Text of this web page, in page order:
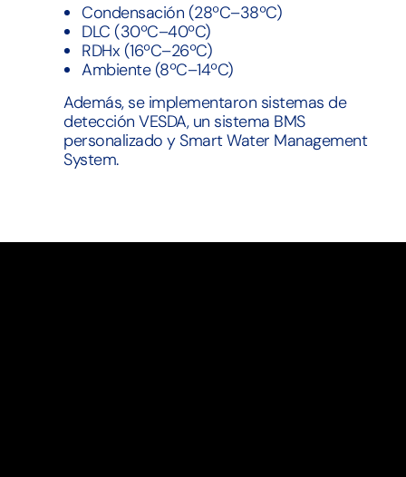
Condensación (28ºC–38ºC)
DLC (30ºC–40ºC)
RDHx (16ºC–26ºC)
Ambiente (8ºC–14ºC)
Además, se implementaron sistemas de
detección VESDA, un sistema BMS
personalizado y Smart Water Management
System.